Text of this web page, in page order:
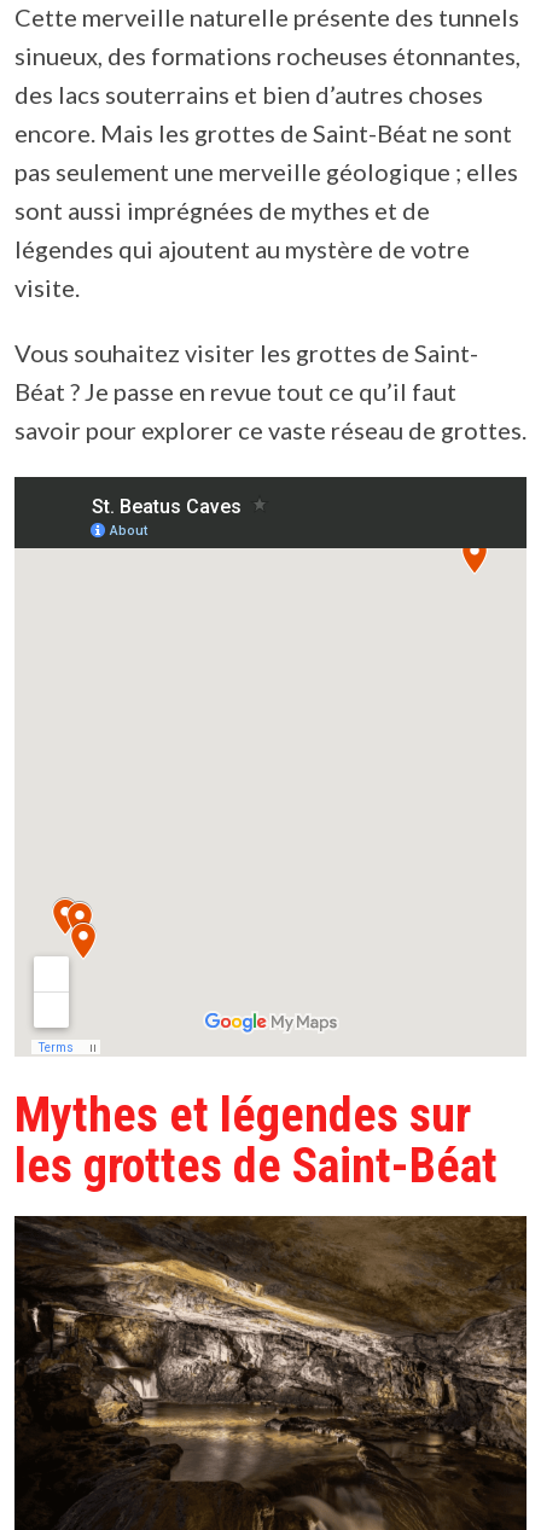
Cette merveille naturelle présente des tunnels
sinueux, des formations rocheuses étonnantes,
des lacs souterrains et bien d’autres choses
encore. Mais les grottes de Saint-Béat ne sont
pas seulement une merveille géologique ; elles
sont aussi imprégnées de mythes et de
légendes qui ajoutent au mystère de votre
visite.
Vous souhaitez visiter les grottes de Saint-
Béat ? Je passe en revue tout ce qu’il faut
savoir pour explorer ce vaste réseau de grottes.
Mythes et légendes sur
les grottes de Saint-Béat